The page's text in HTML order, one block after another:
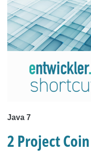
Java 7
2 Project Coin